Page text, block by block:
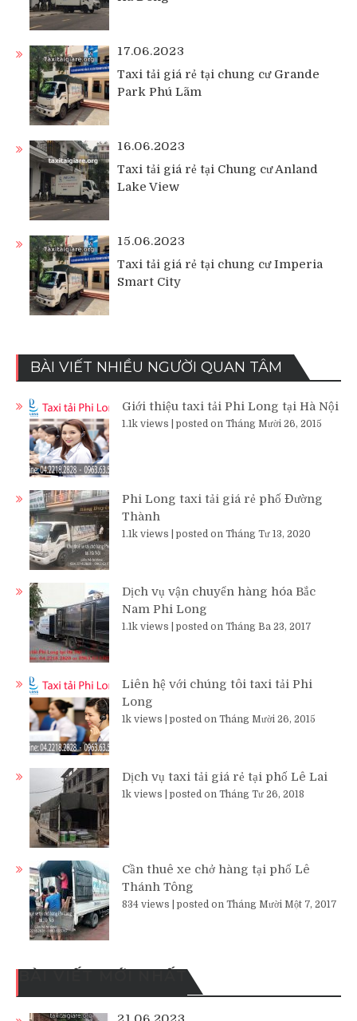
17.06.2023
Taxi tải giá rẻ tại chung cư Grande
Park Phú Lãm
16.06.2023
Taxi tải giá rẻ tại Chung cư Anland
Lake View
15.06.2023
Taxi tải giá rẻ tại chung cư Imperia
Smart City
BÀI VIẾT NHIỀU NGƯỜI QUAN TÂM
Giới thiệu taxi tải Phi Long tại Hà Nội
1.1k views posted on Tháng Mười 26, 2015
Phi Long taxi tải giá rẻ phố Đường
Thành
1.1k views posted on Tháng Tư 13, 2020
Dịch vụ vận chuyển hàng hóa Bắc
Nam Phi Long
1.1k views posted on Tháng Ba 23, 2017
Liên hệ với chúng tôi taxi tải Phi
Long
1k views posted on Tháng Mười 26, 2015
Dịch vụ taxi tải giá rẻ tại phố Lê Lai
1k views posted on Tháng Tư 26, 2018
Cần thuê xe chở hàng tại phố Lê
Thánh Tông
834 views posted on Tháng Mười Một 7, 2017
BÀI VIẾT MỚI NHẤT